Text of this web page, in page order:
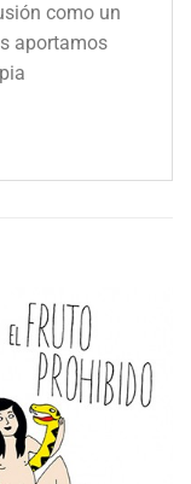
como un
aportamos